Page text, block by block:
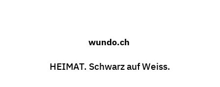
wundo.ch
HEIMAT. Schwarz auf Weiss.